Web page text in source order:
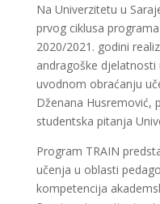
Na Univerzitetu u
prvog ciklusa
2020/2021. godini
andragoške djelatnosti
uvodnom obraćanju
Dženana Husremović,
studentska pitanja
Program TRAIN
učenja u oblasti
kompetencija